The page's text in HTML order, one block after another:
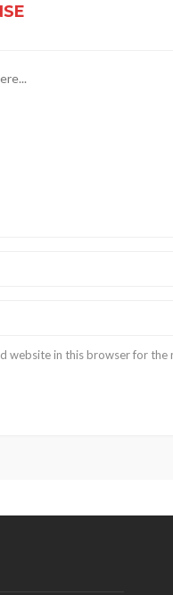
website in this browser for the